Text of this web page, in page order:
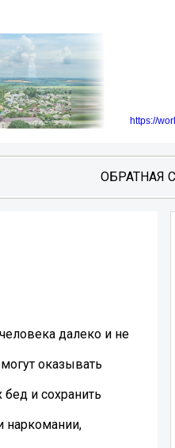
https://
ОБРАТНАЯ
далеко и не
оказывать
и сохранить
наркомании,